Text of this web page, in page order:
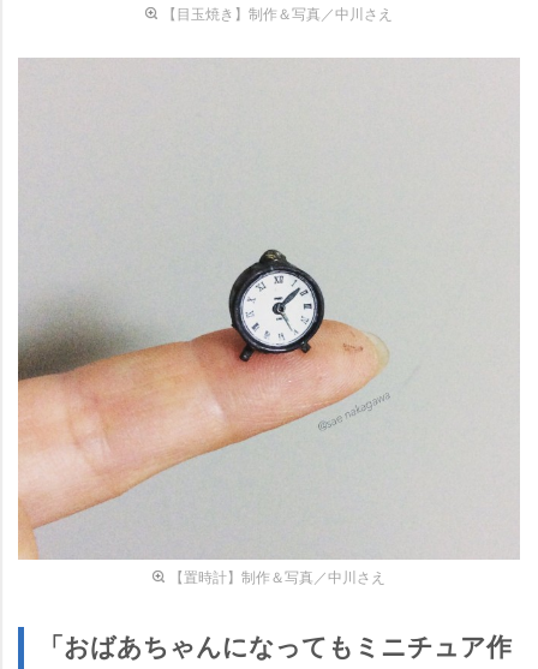
【目玉焼き】制作＆写真／中川さえ
【置時計】制作＆写真／中川さえ
「おばあちゃんになってもミニチュア作